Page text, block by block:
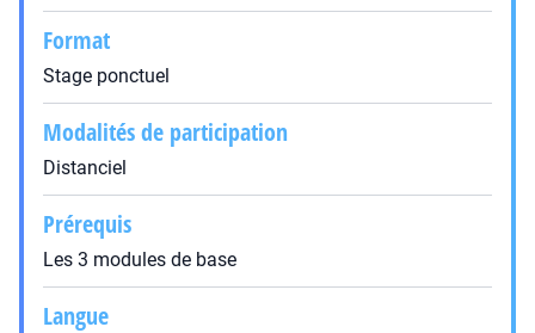
Format
Stage ponctuel
Modalités de participation
Distanciel
Prérequis
Les 3 modules de base
Langue